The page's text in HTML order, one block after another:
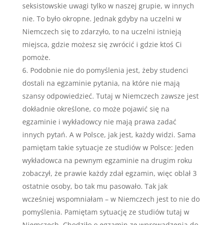
seksistowskie uwagi tylko w naszej grupie, w innych
nie. To było okropne. Jednak gdyby na uczelni w
Niemczech się to zdarzyło, to na uczelni istnieją
miejsca, gdzie możesz się zwrócić i gdzie ktoś Ci
pomoże.
Podobnie nie do pomyślenia jest, żeby studenci
dostali na egzaminie pytania, na które nie mają
szansy odpowiedzieć. Tutaj w Niemczech zawsze jest
dokładnie określone, co może pojawić się na
egzaminie i wykładowcy nie mają prawa zadać
innych pytań. A w Polsce, jak jest, każdy widzi. Sama
pamiętam takie sytuacje ze studiów w Polsce: Jeden
wykładowca na pewnym egzaminie na drugim roku
zobaczył, że prawie każdy zdał egzamin, więc oblał 3
ostatnie osoby, bo tak mu pasowało. Tak jak
wcześniej wspomniałam – w Niemczech jest to nie do
pomyślenia. Pamiętam sytuację ze studiów tutaj w